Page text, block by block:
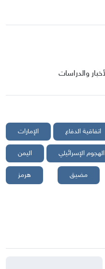
اتفاقية الدفاع الإمارات
الهجوم الإسرائيلي اليمن
مضيق هرمز